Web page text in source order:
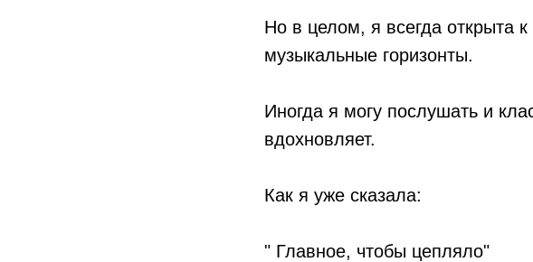
Но в целом, я всегда открыта
музыкальные горизонты.
Иногда я могу послушать и
вдохновляет.
Как я уже сказала:
" Главное, чтобы цепляло"